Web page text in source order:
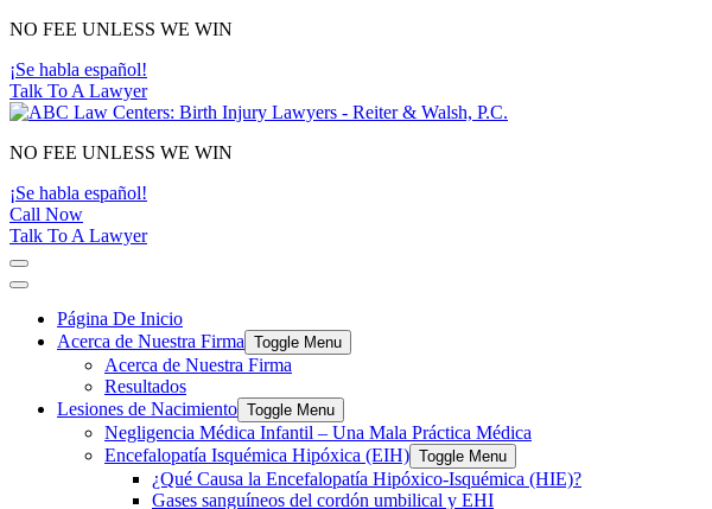
Main
Navigation
NO FEE UNLESS WE WIN
¡Se habla español!
Talk To A Lawyer
NO FEE UNLESS WE WIN
¡Se habla español!
Call Now
Talk To A Lawyer
Página De Inicio
Acerca de Nuestra Firma Toggle Menu
Acerca de Nuestra Firma
Resultados
Lesiones de Nacimiento Toggle Menu
Negligencia Médica Infantil – Una Mala Práctica Médica
Encefalopatía Isquémica Hipóxica (EIH) Toggle Menu
¿Qué Causa la Encefalopatía Hipóxico-Isquémica (HIE)?
Gases sanguíneos del cordón umbilical y EHI